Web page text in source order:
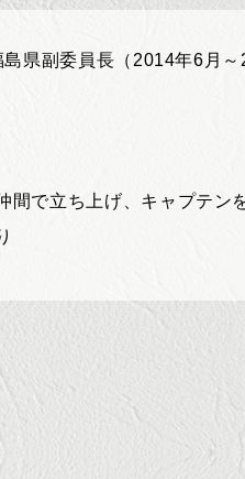
県副委員長（2014年6月～
間で立ち上げ、キャプテン